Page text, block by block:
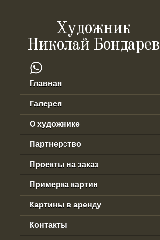
Художник
Николай Бондарев
Главная
Галерея
О художнике
Партнерство
Проекты на заказ
Примерка картин
Картины в аренду
Контакты